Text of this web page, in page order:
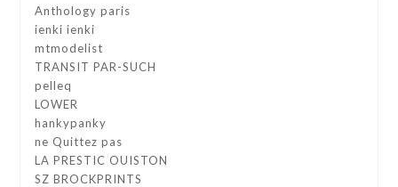
Anthology paris
ienki ienki
mtmodelist
TRANSIT PAR-SUCH
pelleq
LOWER
hankypanky
ne Quittez pas
LA PRESTIC OUISTON
SZ BROCKPRINTS